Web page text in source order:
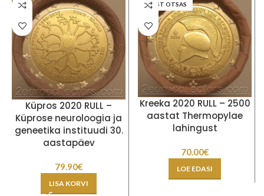
Küpros 2020 RULL –
Küprose neuroloogia ja
geneetika instituudi 30.
aastapäev
79.90€
LISA KORVI
LAOST OTSAS
Kreeka 2020 RULL – 2500
aastat Thermopylae
lahingust
70.00€
LOE EDASI